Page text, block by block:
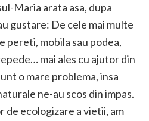
Maria arata asa, dupa
gustare: De cele mai multe
pereti, mobila sau podea,
mai ales cu ajutor din
o mare problema, insa
ne-au scos din impas.
de ecologizare a vietii, am